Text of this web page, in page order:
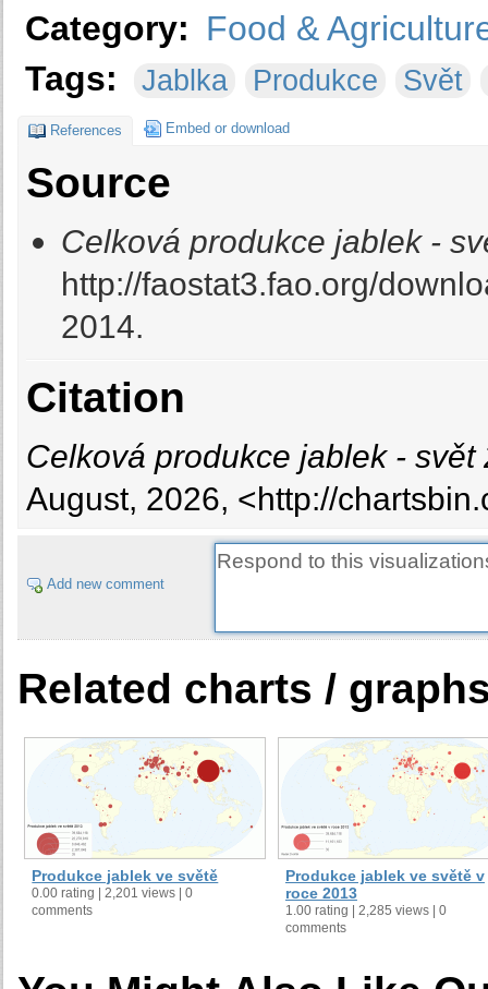
Category: Food &
Tags:
Jablka Produkce Svět
References Embed or download
Source
Celková produkce jablek -
http://faostat3.fao.org/
2014.
Citation
Celková produkce jablek - svět
August, 2026, <http://
Add new comment
Related charts /
Produkce jablek ve světě
0.00 rating | 2,201 views | 0
comments
Produkce jablek ve světě v
roce 2013
1.00 rating | 2,285 views | 0
comments